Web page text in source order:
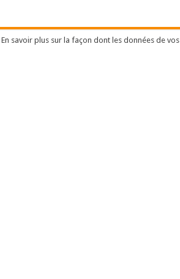
En savoir plus sur la façon dont les données de vos